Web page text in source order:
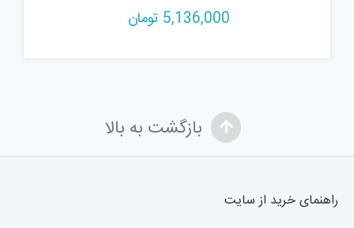
5,136,000 تومان
بازگشت به بالا
راهنمای خرید از سایت